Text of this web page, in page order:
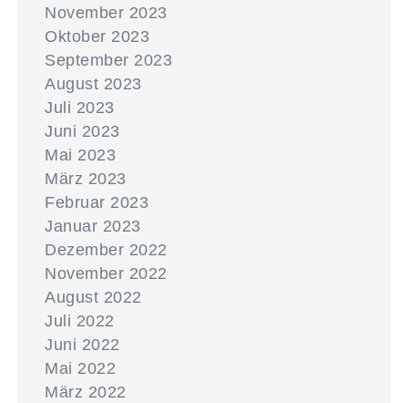
November 2023
Oktober 2023
September 2023
August 2023
Juli 2023
Juni 2023
Mai 2023
März 2023
Februar 2023
Januar 2023
Dezember 2022
November 2022
August 2022
Juli 2022
Juni 2022
Mai 2022
März 2022